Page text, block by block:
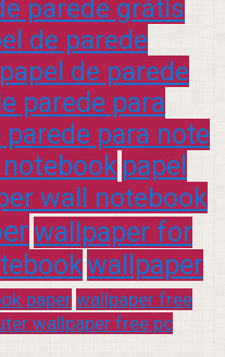
parede grátis
de parede
papel de parede
parede para
parede para note
notebook papel
wall notebook
wallpaper for
wallpaper
paperwallpaper free
wallpaper free pc